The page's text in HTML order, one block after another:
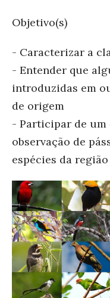
Objetivo(s)
- Caracterizar a
- Entender que
introduzidas em
de origem
- Participar de um
observação de
espécies da região